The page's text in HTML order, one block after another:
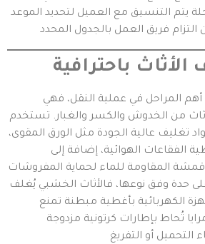
يتم التنسيق مع العميل لتحديد الموعد
باحترافية
المراحل في عملية النقل، فهي
من الخدوش والكسر والغبار. تستخدم
تغليف عالية الجودة مثل الورق المقوى،
الفقاعات الهوائية، إضافة إلى
حدة وفق نوعها، فالأثاث الخشبي يُغلف
الكهربائية بأغطية مبطنة تمنع
تُحاط بإطارات كرتونية مزدوجة